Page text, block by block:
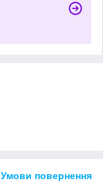
Умови повернення